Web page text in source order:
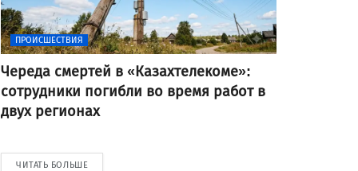
ПРОИСШЕСТВИЯ
Череда смертей в «Казахтелекоме»:
сотрудники погибли во время работ в
двух регионах
ЧИТАТЬ БОЛЬШЕ